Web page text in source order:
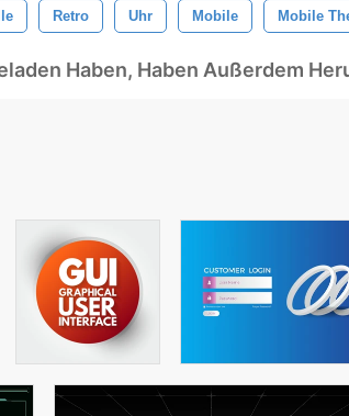
Retro Uhr Mobile Mobile
Haben, Haben Außerdem